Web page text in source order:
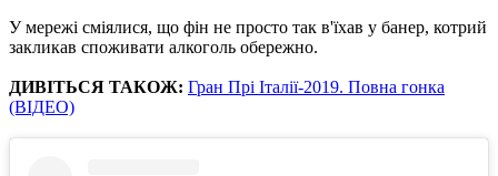
У мережі сміялися, що фін не просто так в'їхав у банер, котрий
закликав споживати алкоголь обережно.
ДИВІТЬСЯ ТАКОЖ: Гран Прі Італії-2019. Повна гонка
(ВІДЕО)